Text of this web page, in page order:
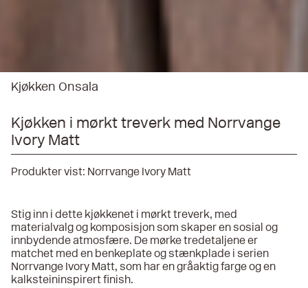
Kjøkken Onsala
Kjøkken i mørkt treverk med Norrvange
Ivory Matt
Produkter vist: Norrvange Ivory Matt
Stig inn i dette kjøkkenet i mørkt treverk, med
materialvalg og komposisjon som skaper en sosial og
innbydende atmosfære. De mørke tredetaljene er
matchet med en benkeplate og stænkplade i serien
Norrvange Ivory Matt, som har en gråaktig farge og en
kalksteininspirert finish.